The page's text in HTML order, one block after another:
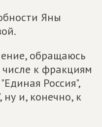
Яны
обращаюсь
числе к фракциям
Россия",
и, конечно, к